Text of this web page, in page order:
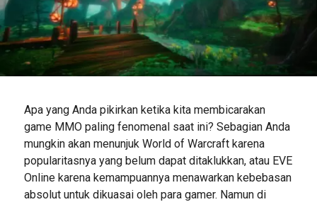
Apa yang Anda pikirkan ketika kita membicarakan
game MMO paling fenomenal saat ini? Sebagian Anda
mungkin akan menunjuk World of Warcraft karena
popularitasnya yang belum dapat ditaklukkan, atau EVE
Online karena kemampuannya menawarkan kebebasan
absolut untuk dikuasai oleh para gamer. Namun di